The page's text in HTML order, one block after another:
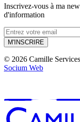
Inscrivez-vous à ma
d'information
M'INSCRIRE
© 2026 Camille
Socium Web